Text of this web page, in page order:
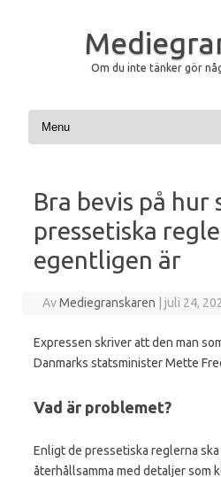
Om du inte tänker gör
Hoppa till innehåll
Bra bevis på hur
pressetiska
egentligen är
AvMediegranskaren juli 24,
Expressen skriver att den man
Danmarks statsminister Mette
Vad är problemet?
Enligt de pressetiska reglerna ska
återhållsamma med detaljer som